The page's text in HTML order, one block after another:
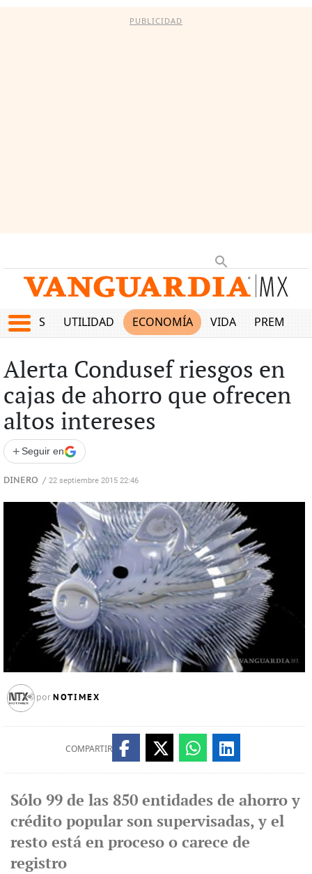
PUBLICIDAD
UTILIDAD ECONOMÍA VIDA PREMIUM
Alerta Condusef riesgos en
cajas de ahorro que ofrecen
altos intereses
+ Seguir en
DINERO / 22 septiembre 2015 22:46
por NOTIMEX
COMPARTIR
Sólo 99 de las 850 entidades de ahorro y
crédito popular son supervisadas, y el
resto está en proceso o carece de
registro